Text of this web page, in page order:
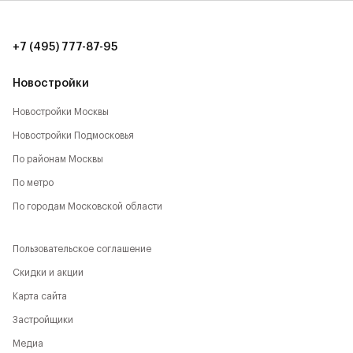
- Леоновская роща,
- Лосиный остров,
- Парк Сокольники,
- РАН,
- Парк Останкино,
Новостройки
Новостройки Москвы
Новостройки Подмосковья
По районам Москвы
По метро
По городам Московской области
+7 (495) 777-87-95
Пользовательское соглашение
Скидки и акции
Карта сайта
Застройщики
Медиа